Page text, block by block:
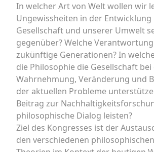
In welcher Art von Welt wollen wir
Ungewissheiten in der
Gesellschaft und unserer Umwelt
gegenüber? Welche
zukünftige Generationen? In
die Philosophie die Gesellschaft bei
Wahrnehmung, Veränderung und
der aktuellen Probleme
Beitrag zur
philosophische Dialog leisten?
Ziel des Kongresses ist der
den verschiedenen